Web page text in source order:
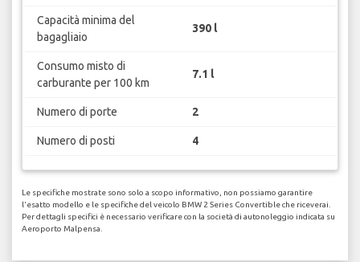
Capacità minima del
bagagliaio
390 l
Consumo misto di
carburante per 100 km
7.1 l
Numero di porte 2
Numero di posti 4
Le specifiche mostrate sono solo a scopo informativo, non possiamo garantire
l'esatto modello e le specifiche del veicolo BMW 2 Series Convertible che riceverai.
Per dettagli specifici è necessario verificare con la società di autonoleggio indicata su
Aeroporto Malpensa.